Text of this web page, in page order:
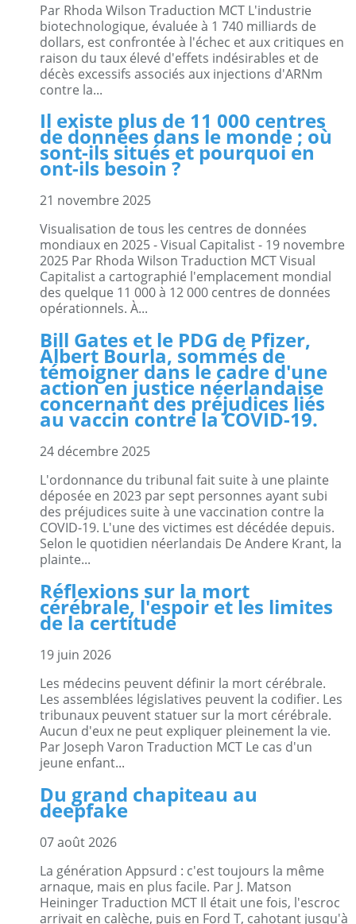
Par Rhoda Wilson Traduction MCT L'industrie
biotechnologique, évaluée à 1 740 milliards de
dollars, est confrontée à l'échec et aux critiques en
raison du taux élevé d'effets indésirables et de
décès excessifs associés aux injections d'ARNm
contre la...
Il existe plus de 11 000 centres
de données dans le monde ; où
sont-ils situés et pourquoi en
ont-ils besoin ?
21 novembre 2025
Visualisation de tous les centres de données
mondiaux en 2025 - Visual Capitalist - 19 novembre
2025 Par Rhoda Wilson Traduction MCT Visual
Capitalist a cartographié l'emplacement mondial
des quelque 11 000 à 12 000 centres de données
opérationnels. À...
Bill Gates et le PDG de Pfizer,
Albert Bourla, sommés de
témoigner dans le cadre d'une
action en justice néerlandaise
concernant des préjudices liés
au vaccin contre la COVID-19.
24 décembre 2025
L'ordonnance du tribunal fait suite à une plainte
déposée en 2023 par sept personnes ayant subi
des préjudices suite à une vaccination contre la
COVID-19. L'une des victimes est décédée depuis.
Selon le quotidien néerlandais De Andere Krant, la
plainte...
Réflexions sur la mort
cérébrale, l'espoir et les limites
de la certitude
19 juin 2026
Les médecins peuvent définir la mort cérébrale.
Les assemblées législatives peuvent la codifier. Les
tribunaux peuvent statuer sur la mort cérébrale.
Aucun d'eux ne peut expliquer pleinement la vie.
Par Joseph Varon Traduction MCT Le cas d'un
jeune enfant...
Du grand chapiteau au
deepfake
07 août 2026
La génération Appsurd : c'est toujours la même
arnaque, mais en plus facile. Par J. Matson
Heininger Traduction MCT Il était une fois, l'escroc
arrivait en calèche, puis en Ford T, cahotant jusqu'à